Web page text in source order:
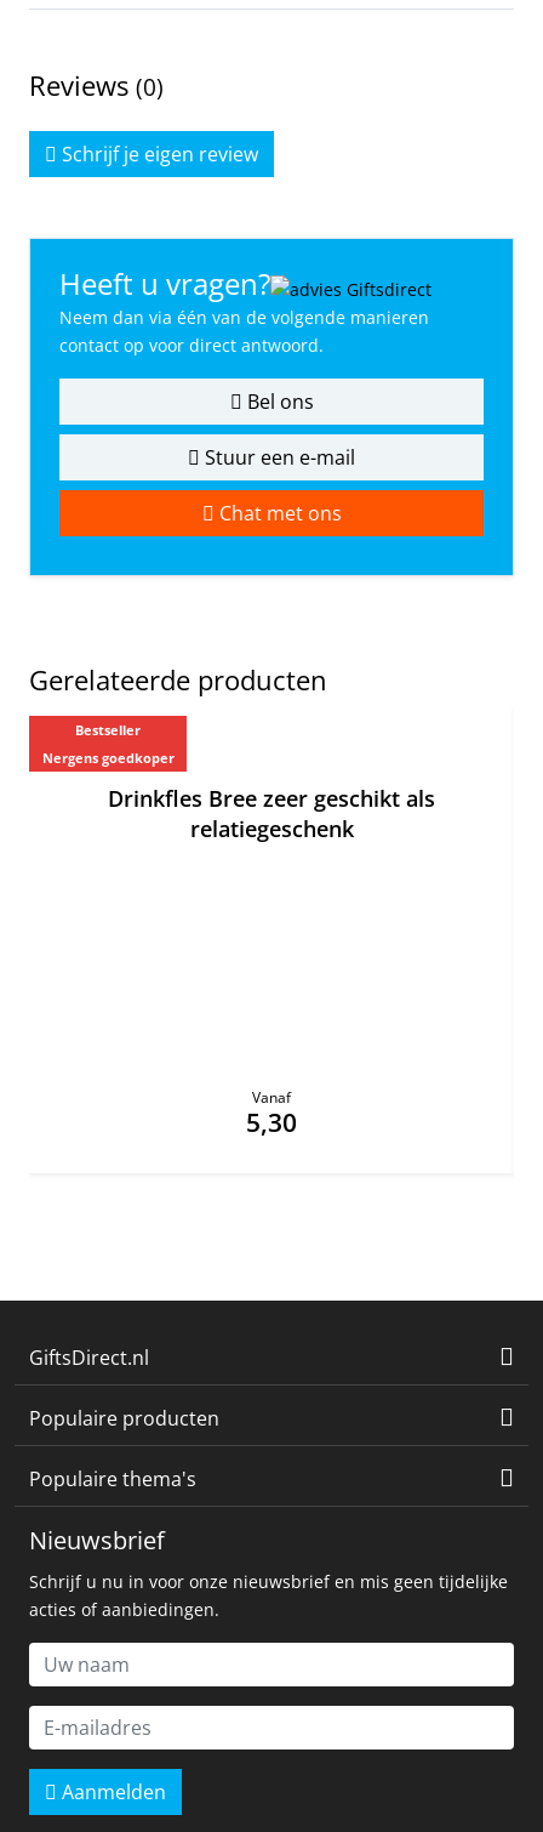
Reviews (0)
Schrijf je eigen review
Heeft u vragen?
Neem dan via één van de volgende manieren
contact op voor direct antwoord.
Bel ons
Stuur een e-mail
Chat met ons
Gerelateerde producten
Bestseller
Nergens goedkoper
Drinkfles Bree zeer geschikt als
relatiegeschenk
Vanaf
5,30
GiftsDirect.nl
Populaire producten
Populaire thema's
Nieuwsbrief
Schrijf u nu in voor onze nieuwsbrief en mis geen tijdelijke
acties of aanbiedingen.
Aanmelden